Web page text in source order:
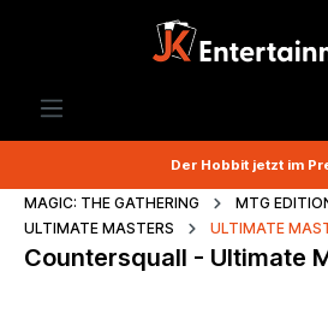
Der Hobbit jetzt im
MAGIC: THE GATHERING
MTG
ULTIMATE MASTERS
ULTIMATE
Countersquall - Ultimate